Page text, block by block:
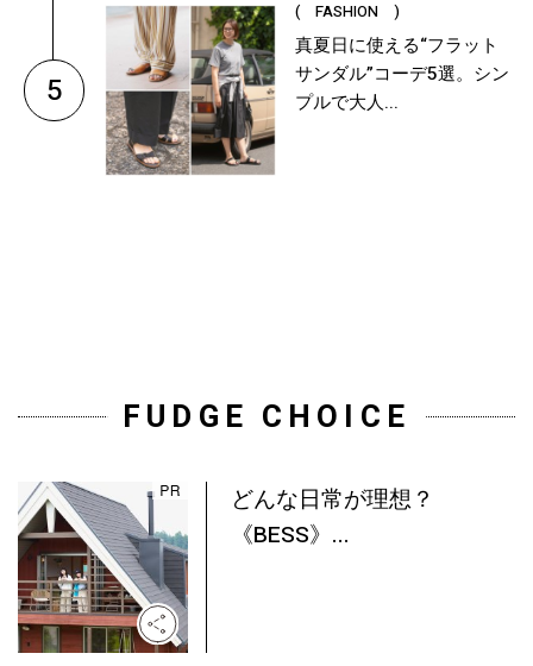
5
( FASHION )
真夏日に使える“フラット
サンダル”コーデ5選。シン
プルで大人...
FUDGE CHOICE
どんな日常が理想？
《BESS》...